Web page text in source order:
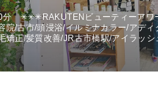
分 ✳︎✳︎✳︎RAKUTENビューティーアワ
/古市/頭浸浴/イルミナカラー/アディ
矯正/髪質改善/JR古市橋駅/アイラッシ